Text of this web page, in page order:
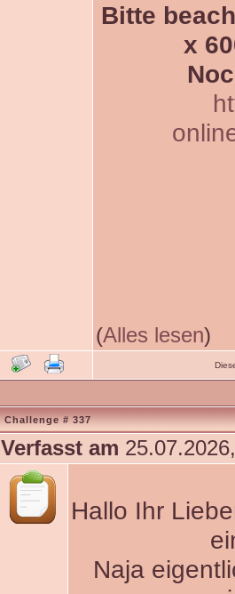
Bitte
x
(Alles lesen)
Challenge # 337
Verfasst am
Hallo Ihr
Naja